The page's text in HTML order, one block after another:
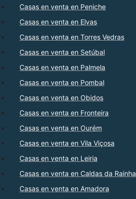
Casas en venta en Peniche
Casas en venta en Elvas
Casas en venta en Torres Vedras
Casas en venta en Setúbal
Casas en venta en Palmela
Casas en venta en Pombal
Casas en venta en Obidos
Casas en venta en Fronteira
Casas en venta en Ourém
Casas en venta en Vila Viçosa
Casas en venta en Leiria
Casas en venta en Caldas da Rainha
Casas en venta en Amadora